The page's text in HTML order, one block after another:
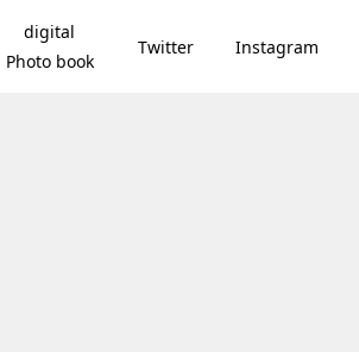
digital
Photo book
Twitter Instagram